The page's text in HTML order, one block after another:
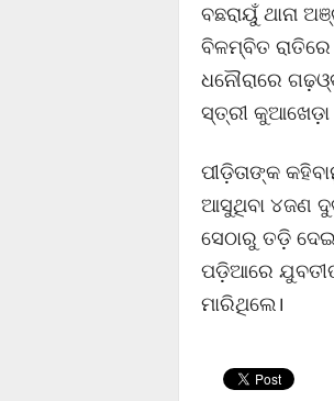
ବଛରାୟୁଁ ଥାନା
ବିଳମ୍ବିତ
ଧନୌରାରେ
ସ୍ତ୍ରୀ
ପୀଡ଼ିତାଙ୍କ
ଆସୁଥିବା ୪ଜଣ
ସେଠାରୁ ତଡ଼ି
ପଡ଼ିଆରେ
ମାରିଥିଲେ।